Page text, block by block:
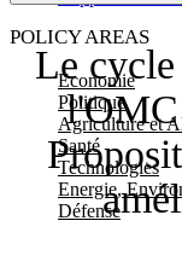
POLICY AREAS
Economie
Politique
Agriculture et
Santé
Technologies
Energie,
Défense
Le cycle
l'OMC